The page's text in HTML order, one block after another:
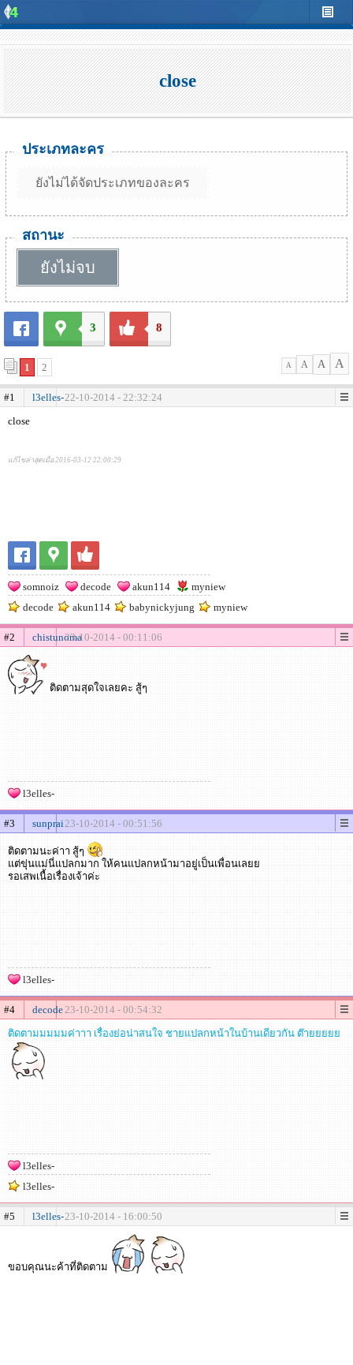
close
ประเภทละคร
ยังไม่ได้จัดประเภทของละคร
สถานะ
ยังไม่จบ
3 8
1 2 A A A A
#1 l3elles-22-10-2014 - 22:32:24
close
แก้ไขล่าสุดเมื่อ 2016-03-12 22:00:29
somnoiz decode akun114
myniew
decode
akun114 babynickyjung myniew
#2 chistunoma23-10-2014 - 00:11:06
ติดตามสุดใจเลยคะ สู้ๆ
l3elles-
#3 sunprai23-10-2014 - 00:51:56
ติดตามนะค่าา สู้ๆ
แต่ขุ่นแม่นี่แปลกมาก ให้คนแปลกหน้ามาอยู่เป็นเพื่อนเลยย
รอเสพเนื้อเรื่องเจ้าค่ะ
l3elles-
#4 decode23-10-2014 - 00:54:32
ติดตามมมมมค่าาา เรื่องย่อน่าสนใจ ชายแปลกหน้าในบ้านเดียวกัน ต๊ายยยยย
l3elles-
l3elles-
#5 l3elles-23-10-2014 - 16:00:50
ขอบคุณนะค้าที่ติดตาม